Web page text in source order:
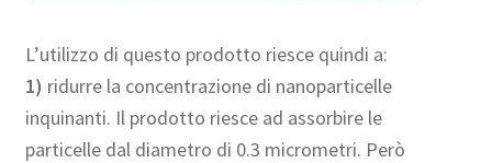
L’utilizzo di questo prodotto riesce quindi a:
1) ridurre la concentrazione di nanoparticelle
inquinanti. Il prodotto riesce ad assorbire le
particelle dal diametro di 0.3 micrometri. Però